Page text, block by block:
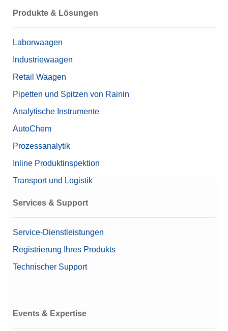
Nennwert
Produkte & Lösungen
Laborwaagen
Industriewaagen
Retail Waagen
Pipetten und Spitzen von Rainin
Analytische Instrumente
AutoChem
Prozessanalytik
Inline Produktinspektion
Transport und Logistik
Services & Support
Service-Dienstleistungen
Registrierung Ihres Produkts
Technischer Support
Events & Expertise